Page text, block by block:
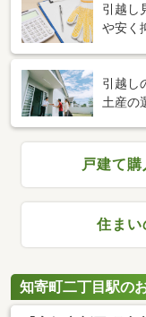
引越し
や安く
引越し
土産の
戸建て
住まい
知寄町二丁目駅の